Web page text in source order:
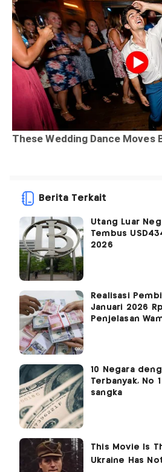
Berita Terkait
Utang Luar
Tembus
2026
Realisasi
Januari 2026
Penjelasan
10 Negara
Terbanyak, No
sangka